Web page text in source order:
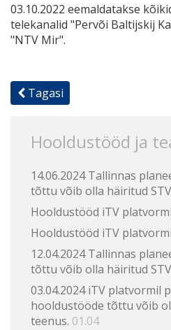
03.10.2022 eemaldatakse
telekanalid "Pervõi Baltijskij
"NTV Mir".
Tagasi
Hooldustööd ja
14.06.2024 Tallinnas
tõttu võib olla häiritud
Hooldustööd iTV
Hooldustööd iTV
12.04.2024 Tallinnas
tõttu võib olla häiritud
03.04.2024 iTV platvormil
hooldustööde tõttu võib
teenus. 01.04